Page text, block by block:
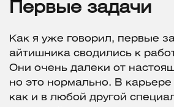
Первые задачи
Как я уже говорил, первые
айтишника сводились к
Они очень далеки от
но это нормально. В карьере
как и в любой другой